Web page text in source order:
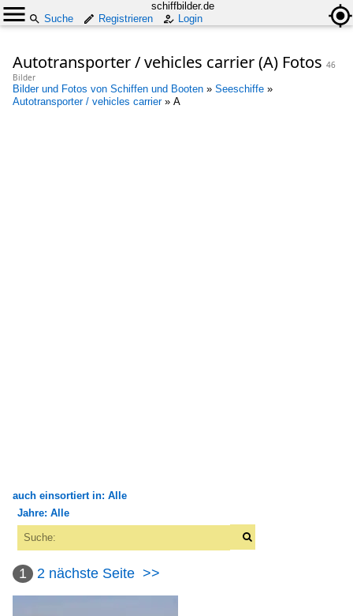
schiffbilder.de
Suche
Registrieren Login
Autotransporter / vehicles carrier (A) Fotos 46
Bilder
Bilder und Fotos von Schiffen und Booten » Seeschiffe »
Autotransporter / vehicles carrier» A
auch einsortiert in: Alle
Alle Kategorien
Flüsse und Seen
Jahre: Alle
1 2 nächste Seite >>